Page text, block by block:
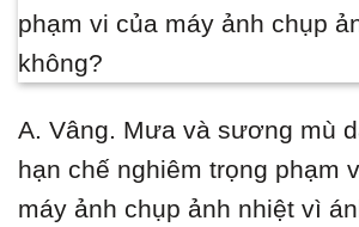
phạm vi của máy ảnh chụp
không?
A. Vâng. Mưa và sương mù
hạn chế nghiêm trọng phạm
máy ảnh chụp ảnh nhiệt vì